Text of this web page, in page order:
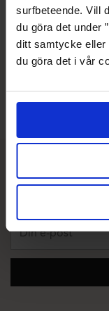
surfbeteende. Vill
du göra det under
ditt samtycke eller
du göra det i vår
Recycled polyester
Din
e-